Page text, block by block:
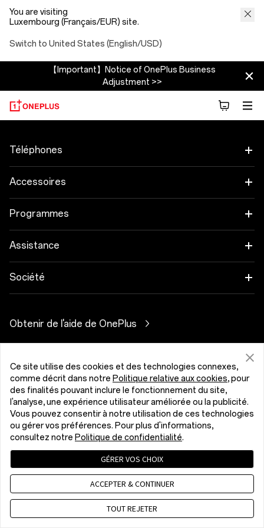
You are visiting
Luxembourg (Français/EUR) site.
Switch to United States (English/USD)
【Important】Notice of OnePlus Business
Adjustment >>
Téléphones
OnePlus 15
OnePlus Nord 5
Accessoires
Tablette
Coques & Protections
Alimentation et Câbles
Programmes
Associez vos appareils OnePlus
Reprise OnePlus
Assistance
FAQ Shopping
Service de réparation
Nous contacter
Dépannage
Accessibilité
Société
Red Cable Club
OnePlus Store App
OxygenOS
Emploi
Durabilité
Luxembourg (Français)
Obtenir de l'aide de OnePlus
Politique de confidentialité
Accord utilisateur
Cookie Settings
© 2013 - 2026 OnePlus. All Rights Reserved.
Ce site utilise des cookies et des technologies connexes,
comme décrit dans notre Politique relative aux cookies, pour
des finalités pouvant inclure le fonctionnement du site,
l'analyse, une expérience utilisateur améliorée ou la publicité.
Vous pouvez consentir à notre utilisation de ces technologies
ou gérer vos préférences. Pour plus d'informations,
consultez notre Politique de confidentialité.
GÉRER VOS CHOIX
ACCEPTER & CONTINUER
TOUT REJETER